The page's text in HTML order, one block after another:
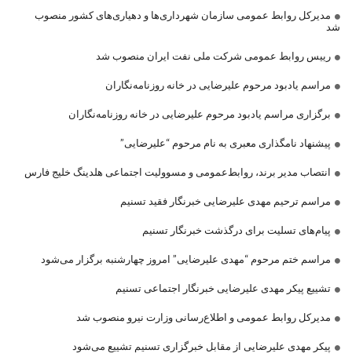
مدیرکل روابط عمومی سازمان شهرداری‌ها و دهیاری‌های کشور منصوب
شد
رییس روابط عمومی شرکت ملی نفت ایران منصوب شد
مراسم یادبود مرحوم علیرضایی در خانه روزنامه‌نگاران
برگزاری مراسم یادبود مرحوم علیرضایی در خانه روزنامه‌نگاران
پیشنهاد نامگذاری معبری به نام مرحوم “علیرضایی”
انتصاب مدیر برند، روابط‌عمومی و مسوولیت اجتماعی هلدینگ خلیج فارس
مراسم ترحیم مهدی علیرضایی خبرنگار فقید تسنیم
پیام‌های تسلیت برای درگذشت خبرنگار تسنیم
مراسم ختم مرحوم “مهدی علیرضایی” امروز چهارشنبه برگزار می‌شود
تشییع پیکر مهدی علیرضایی خبرنگار اجتماعی تسنیم
مدیرکل روابط عمومی و اطلاع‌رسانی وزارت نیرو منصوب شد
پیکر مهدی علیرضایی از مقابل خبرگزاری تسنیم تشییع می‌شود